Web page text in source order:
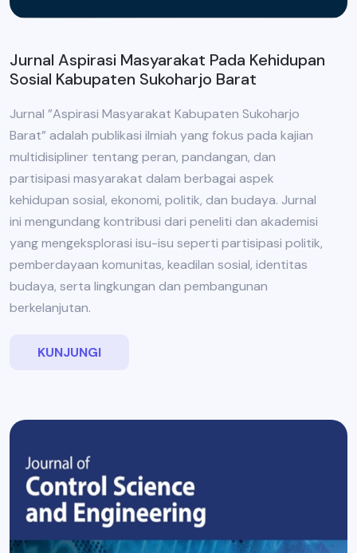
Jurnal Aspirasi Masyarakat Pada Kehidupan
Sosial Kabupaten Sukoharjo Barat
Jurnal ”Aspirasi Masyarakat Kabupaten Sukoharjo
Barat” adalah publikasi ilmiah yang fokus pada kajian
multidisipliner tentang peran, pandangan, dan
partisipasi masyarakat dalam berbagai aspek
kehidupan sosial, ekonomi, politik, dan budaya. Jurnal
ini mengundang kontribusi dari peneliti dan akademisi
yang mengeksplorasi isu-isu seperti partisipasi politik,
pemberdayaan komunitas, keadilan sosial, identitas
budaya, serta lingkungan dan pembangunan
berkelanjutan.
KUNJUNGI